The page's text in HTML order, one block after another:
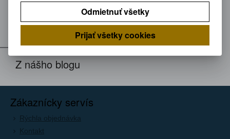
Prihláste sa k odberu noviniek
Registrovať
Z nášho blogu
Zákaznícky servís
Rýchla objednávka
Kontakt
Odmietnuť všetky
Prijať všetky cookies